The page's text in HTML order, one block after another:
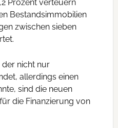
Prozent verteuern
Bestandsimmobilien
zwischen sieben
der nicht nur
allerdings einen
sind die neuen
die Finanzierung von